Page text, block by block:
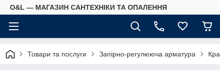
O&L — МАГАЗИН САНТЕХНІКИ ТА ОПАЛЕННЯ
Товари та послуги Запірно-регулююча арматура